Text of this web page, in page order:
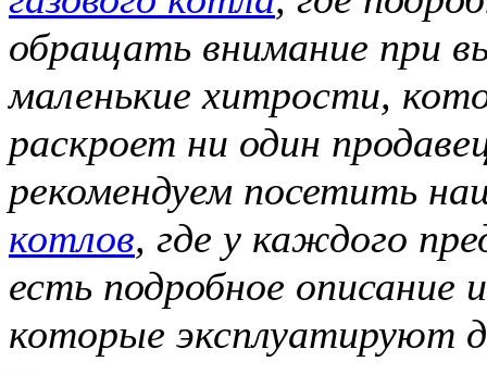
обращать внимание при
маленькие хитрости,
раскроет ни один
рекомендуем посетить
котлов, где у каждого
есть подробное
которые эксплуатируют